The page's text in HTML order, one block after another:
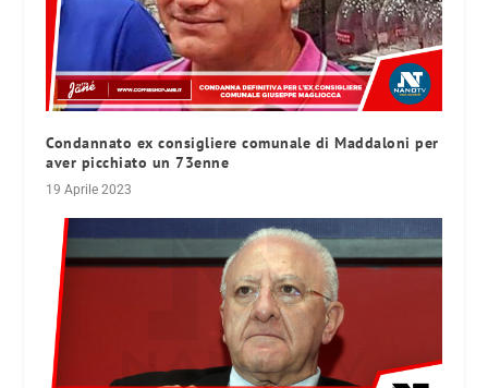
Condannato ex consigliere comunale di Maddaloni per
aver picchiato un 73enne
19 Aprile 2023